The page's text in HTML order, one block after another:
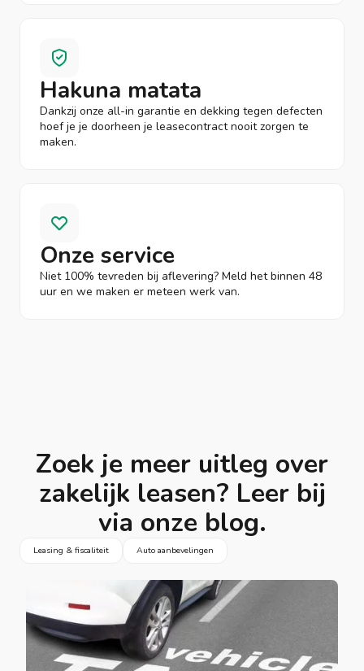
Hakuna matata
Dankzij onze all-in garantie en dekking tegen defecten
hoef je je doorheen je leasecontract nooit zorgen te
maken.
Onze service
Niet 100% tevreden bij aflevering? Meld het binnen 48
uur en we maken er meteen werk van.
Zoek je meer uitleg over
zakelijk leasen? Leer bij
via onze blog.
Leasing & fiscaliteit Auto aanbevelingen